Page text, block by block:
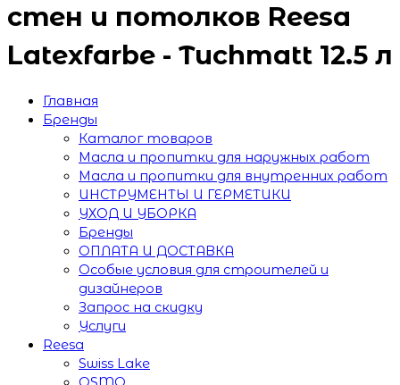
стен и потолков Reesa
Latexfarbe - Tuchmatt 12.5 л
Главная
Бренды
Каталог товаров
Масла и пропитки для наружных работ
Масла и пропитки для внутренних работ
ИНСТРУМЕНТЫ И ГЕРМЕТИКИ
УХОД И УБОРКА
Бренды
ОПЛАТА И ДОСТАВКА
Особые условия для строителей и
дизайнеров
Запрос на скидку
Услуги
Reesa
Swiss Lake